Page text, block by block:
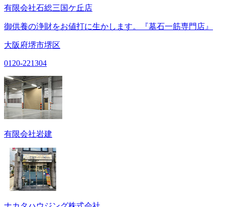
有限会社石総三国ケ丘店
御供養の浄財をお値打に生かします。『墓石一筋専門店』
大阪府堺市堺区
0120-221304
有限会社岩建